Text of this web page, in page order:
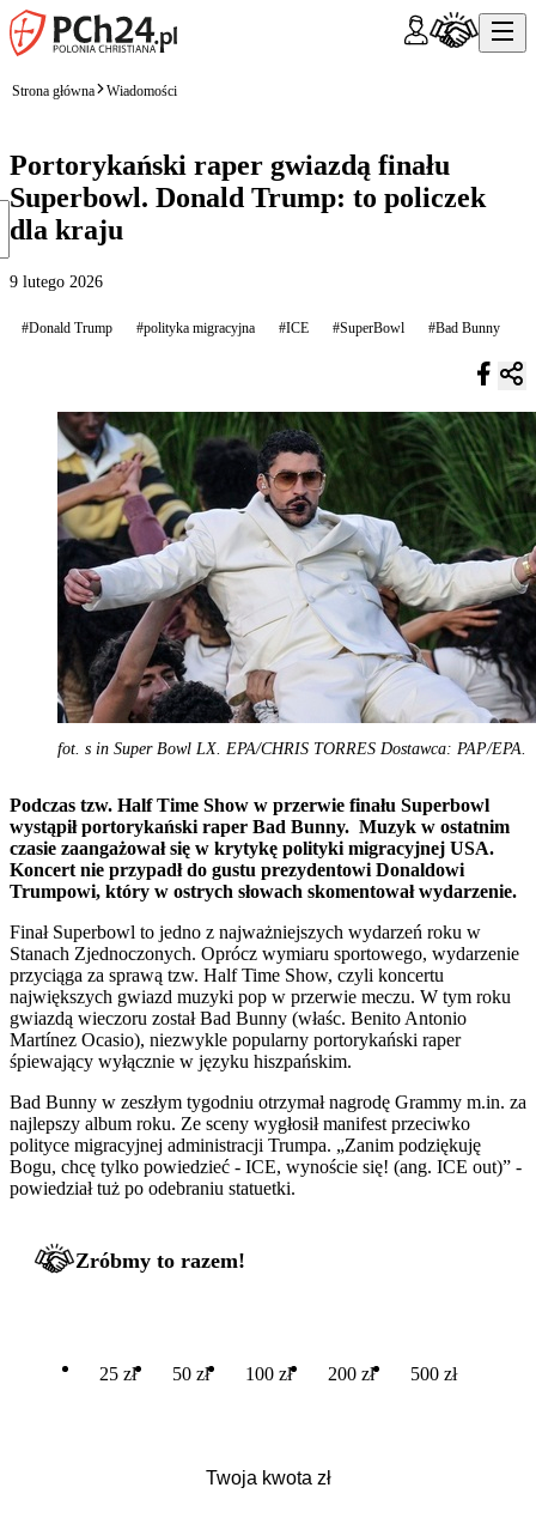
Strona główna Wiadomości
Portorykański raper gwiazdą finału
Superbowl. Donald Trump: to policzek
dla kraju
9 lutego 2026
#Donald Trump #polityka migracyjna #ICE #SuperBowl #Bad Bunny
fot. s in Super Bowl LX. EPA/CHRIS TORRES Dostawca: PAP/EPA.
Podczas tzw. Half Time Show w przerwie finału Superbowl
wystąpił portorykański raper Bad Bunny. Muzyk w ostatnim
czasie zaangażował się w krytykę polityki migracyjnej USA.
Koncert nie przypadł do gustu prezydentowi Donaldowi
Trumpowi, który w ostrych słowach skomentował wydarzenie.
Finał Superbowl to jedno z najważniejszych wydarzeń roku w
Stanach Zjednoczonych. Oprócz wymiaru sportowego, wydarzenie
przyciąga za sprawą tzw. Half Time Show, czyli koncertu
największych gwiazd muzyki pop w przerwie meczu. W tym roku
gwiazdą wieczoru został Bad Bunny (właśc. Benito Antonio
Martínez Ocasio), niezwykle popularny portorykański raper
śpiewający wyłącznie w języku hiszpańskim.
Bad Bunny w zeszłym tygodniu otrzymał nagrodę Grammy m.in. za
najlepszy album roku. Ze sceny wygłosił manifest przeciwko
polityce migracyjnej administracji Trumpa. „Zanim podziękuję
Bogu, chcę tylko powiedzieć - ICE, wynoście się! (ang. ICE out)” -
powiedział tuż po odebraniu statuetki.
Zróbmy to razem!
25 zł 50 zł 100 zł 200 zł 500 zł